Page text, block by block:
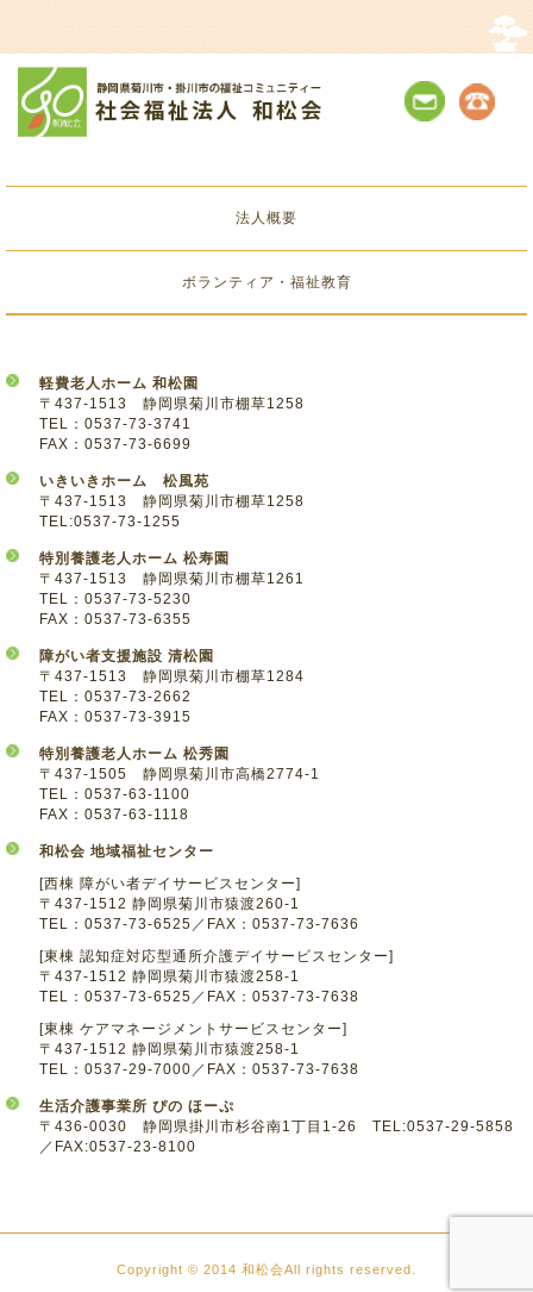
法人概要
ボランティア・福祉教育
軽費老人ホーム 和松園
〒437-1513 静岡県菊川市棚草1258
TEL：0537-73-3741
FAX：0537-73-6699
いきいきホーム 松風苑
〒437-1513 静岡県菊川市棚草1258
TEL:0537-73-1255
特別養護老人ホーム 松寿園
〒437-1513 静岡県菊川市棚草1261
TEL：0537-73-5230
FAX：0537-73-6355
障がい者支援施設 清松園
〒437-1513 静岡県菊川市棚草1284
TEL：0537-73-2662
FAX：0537-73-3915
特別養護老人ホーム 松秀園
〒437-1505 静岡県菊川市高橋2774-1
TEL：0537-63-1100
FAX：0537-63-1118
和松会 地域福祉センター
[西棟 障がい者デイサービスセンター]
〒437-1512 静岡県菊川市猿渡260-1
TEL：0537-73-6525／FAX：0537-73-7636
[東棟 認知症対応型通所介護デイサービスセンター]
〒437-1512 静岡県菊川市猿渡258-1
TEL：0537-73-6525／FAX：0537-73-7638
[東棟 ケアマネージメントサービスセンター]
〒437-1512 静岡県菊川市猿渡258-1
TEL：0537-29-7000／FAX：0537-73-7638
生活介護事業所 ぴの ほーぷ
〒436-0030 静岡県掛川市杉谷南1丁目1-26 TEL:0537-29-5858
／FAX:0537-23-8100
Copyright © 2014 和松会All rights reserved.